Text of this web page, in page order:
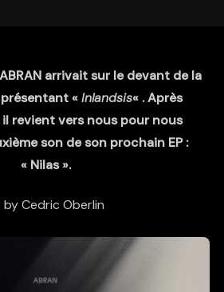
arrivait sur le devant de la
«Inlandsis« . Après
il revient vers nous pour nous
son de son prochain EP :
« Nilas ».
by Cedric Oberlin